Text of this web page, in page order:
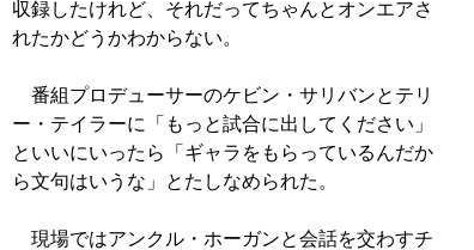
収録したけれど、それだってちゃんとオンエアさ
れたかどうかわからない。
番組プロデューサーのケビン・サリバンとテリ
ー・テイラーに「もっと試合に出してください」
といいにいったら「ギャラをもらっているんだか
ら文句はいうな」とたしなめられた。
現場ではアンクル・ホーガンと会話を交わすチ